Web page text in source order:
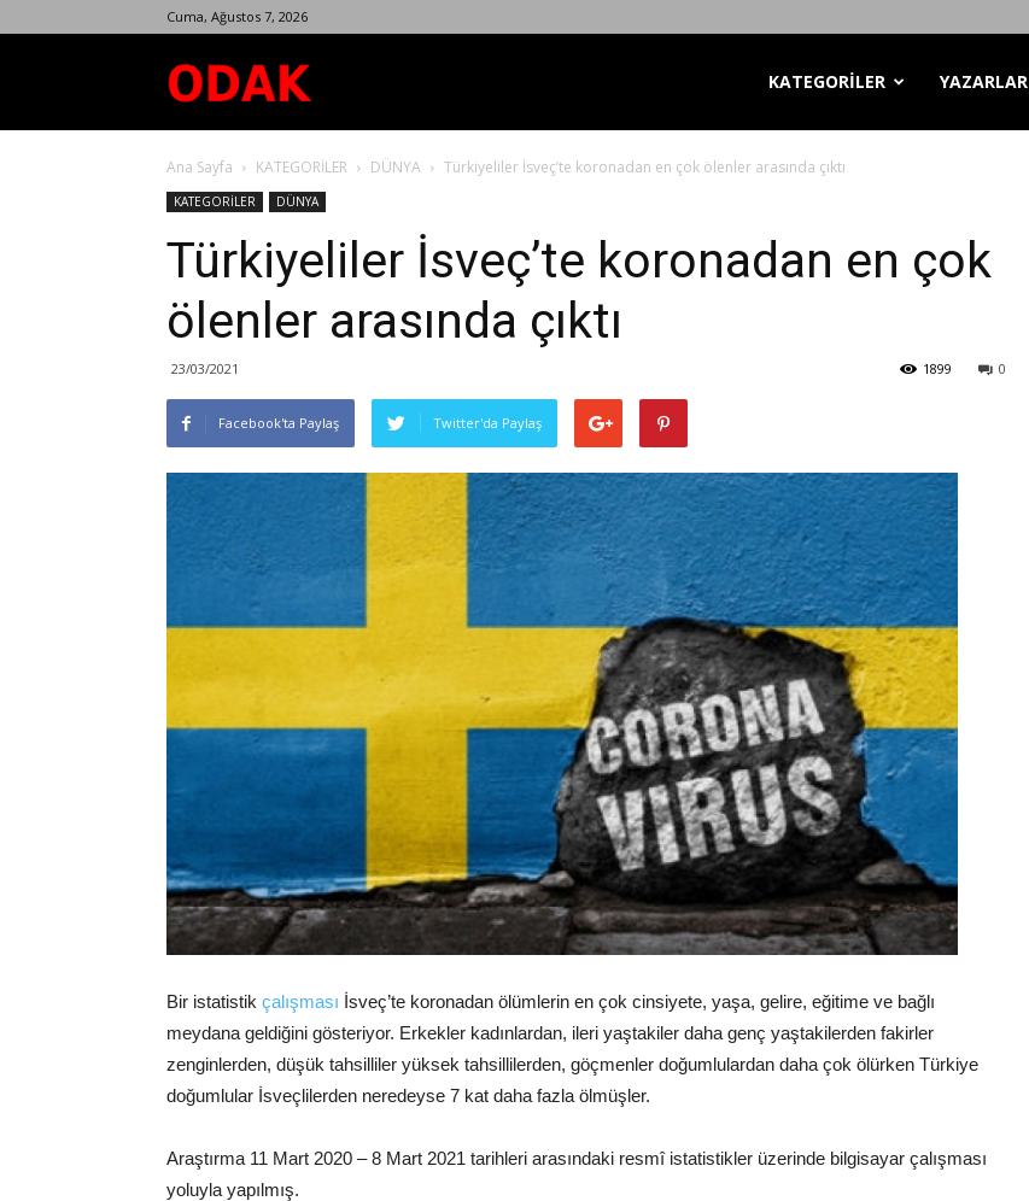
Cuma, Ağustos 7, 2026
Dergisi
KATEGORİLER YAZARLAR
Ana Sayfa KATEGORİLER DÜNYA Türkiyeliler İsveç’te koronadan en çok ölenler arasında çıktı
KATEGORİLER DÜNYA
Türkiyeliler İsveç’te koronadan en çok
ölenler arasında çıktı
23/03/2021 0
1899
Facebook'ta Paylaş Twitter'da Paylaş
Bir istatistik çalışması İsveç’te koronadan ölümlerin en çok cinsiyete, yaşa, gelire, eğitime ve bağlı
meydana geldiğini gösteriyor. Erkekler kadınlardan, ileri yaştakiler daha genç yaştakilerden fakirler
zenginlerden, düşük tahsilliler yüksek tahsillilerden, göçmenler doğumlulardan daha çok ölürken Türkiye
doğumlular İsveçlilerden neredeyse 7 kat daha fazla ölmüşler.
Araştırma 11 Mart 2020 – 8 Mart 2021 tarihleri arasındaki resmî istatistikler üzerinde bilgisayar çalışması
yoluyla yapılmış.